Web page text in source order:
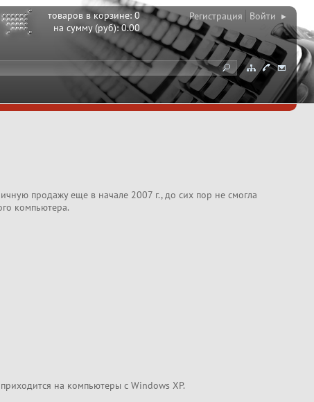
товаров в корзине:0
на сумму (руб):0.00
Регистрация Войти ▸
продажу еще в начале 2007 г., до сих пор не смогла
компьютера.
на компьютеры с Windows XP.